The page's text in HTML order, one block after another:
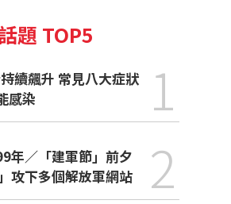
題 TOP5
感染
1
年／「建軍節」前夕
攻下多個解放軍網站
2